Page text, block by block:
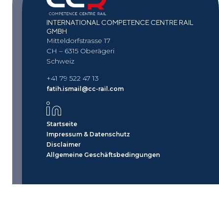
INTERNATIONAL COMPETENCE CENTRE RAIL
GMBH
Mitteldorfstrasse 17
CH – 6315 Oberägeri
Schweiz
+41 79 522 47 13
fatih.ismail@cc-rail.com
Startseite
Impressum & Datenschutz
Disclaimer
Allgemeine Geschäftsbedingungen